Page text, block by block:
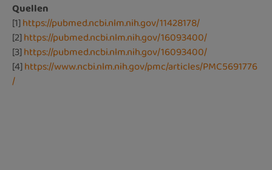
Quellen
[1]https://pubmed.ncbi.nlm.nih.gov/11428178/
[2]https://pubmed.ncbi.nlm.nih.gov/16093400/
[3]https://pubmed.ncbi.nlm.nih.gov/16093400/
[4]https://www.ncbi.nlm.nih.gov/pmc/articles/PMC5691776
/